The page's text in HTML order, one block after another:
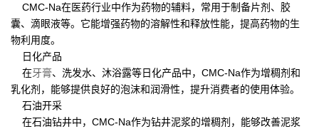
CMC-Na在医药行业中作为药物的辅料，常用于制备片剂、胶
囊、滴眼液等。它能增强药物的溶解性和释放性能，提高药物的生
物利用度。
日化产品
在牙膏、洗发水、沐浴露等日化产品中，CMC-Na作为增稠剂和
乳化剂，能够提供良好的泡沫和润滑性，提升消费者的使用体验。
石油开采
在石油钻井中，CMC-Na作为钻井泥浆的增稠剂，能够改善泥浆